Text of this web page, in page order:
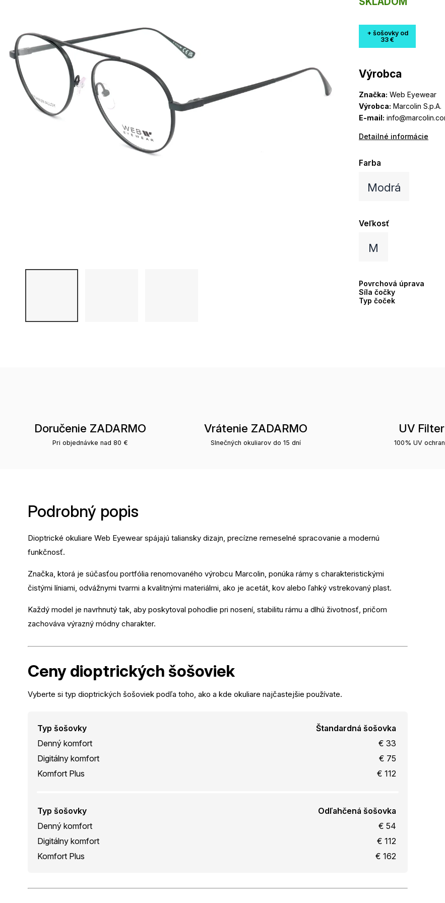
Výrobca
Značka: Web Eyewear
Výrobca: Marcolin S.p.A.
E-mail:
Detailné informácie
+ šošovky od
33 €
Farba
Modrá
Veľkosť
M
Povrchová úprava
Síla čočky
Typ čoček
Doručenie ZADARMO
Pri objednávke nad 80 €
Vrátenie ZADARMO
Slnečných okuliarov do 15 dní
UV Filter
100% UV
Podrobný popis
Dioptrické okuliare Web Eyewear spájajú taliansky dizajn, precízne remeselné spracovanie a modernú
funkčnosť.
Značka, ktorá je súčasťou portfólia renomovaného výrobcu Marcolin, ponúka rámy s charakteristickými
čistými líniami, odvážnymi tvarmi a kvalitnými materiálmi, ako je acetát, kov alebo ľahký vstrekovaný plast.
Každý model je navrhnutý tak, aby poskytoval pohodlie pri nosení, stabilitu rámu a dlhú životnosť, pričom
zachováva výrazný módny charakter.
Ceny dioptrických šošoviek
Vyberte si typ dioptrických šošoviek podľa toho, ako a kde okuliare najčastejšie používate.
Typ šošovky
Štandardná šošovka
Denný komfort
€ 33
Digitálny komfort
€ 75
Komfort Plus
€ 112
Typ šošovky
Odľahčená šošovka
Denný komfort
€ 54
Digitálny komfort
€ 112
Komfort Plus
€ 162